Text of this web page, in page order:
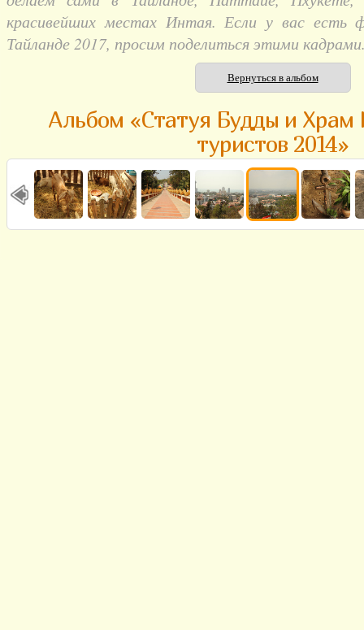
красивейших местах Интая. Если у вас есть
Тайланде 2017, просим поделиться этими
Вернуться в альбом
Альбом «Статуя Будды и
туристов 2014»